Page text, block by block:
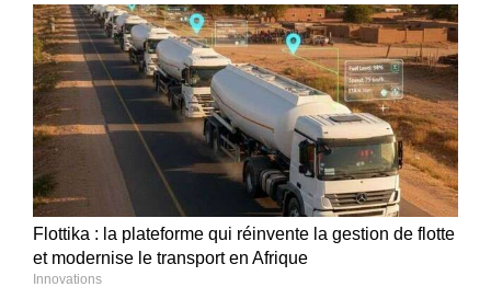
Flottika : la plateforme qui réinvente la gestion de flotte
et modernise le transport en Afrique
Innovations